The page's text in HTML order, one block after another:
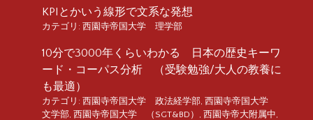
KPIとかいう線形で文系な発想
カテゴリ: 西園寺帝国大学 理学部
10分で3000年くらいわかる 日本の歴史キーワ
ード・コーパス分析 （受験勉強/大人の教養に
も最適）
カテゴリ: 西園寺帝国大学 政法経学部 西園寺帝国大学
文学部 西園寺帝国大学 （SGT&BD） 西園寺帝大附属中